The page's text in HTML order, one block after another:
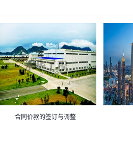
合同价款的签订与调整